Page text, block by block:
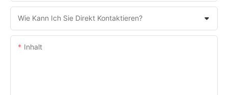
Wie Kann Ich Sie Direkt Kontaktieren?
Inhalt